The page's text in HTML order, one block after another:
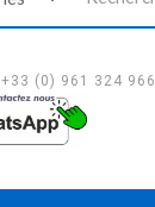
+33 (0) 961 324 966